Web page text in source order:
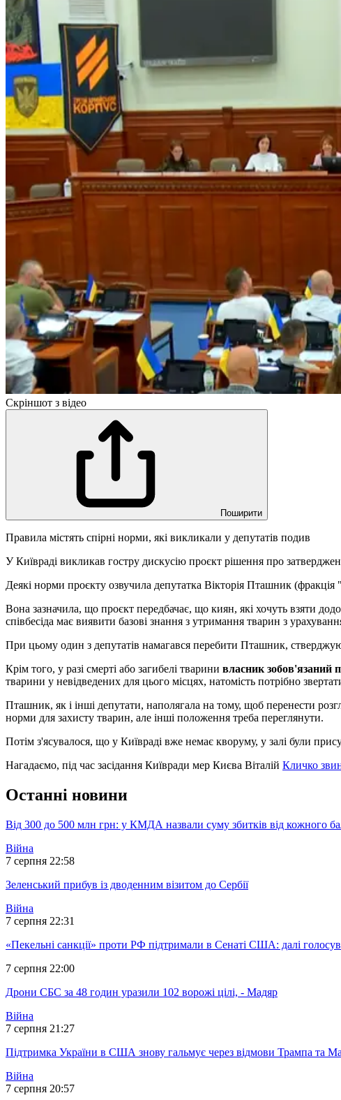
Скріншот з відео
Поширити
Правила містять спірні норми, які викликали у депутатів подив
У Київраді викликав гостру дискусію проєкт рішення про
Деякі норми проєкту озвучила депутатка Вікторія Пташник
Вона зазначила, що проєкт передбачає, що киян, які хочуть взяти
співбесіда має виявити базові знання з утримання тварин з
При цьому один з депутатів намагався перебити Пташник,
Крім того, у разі смерті або загибелі тварини власник зобов'язаний
тварини у невідведених для цього місцях, натомість потрібно
Пташник, як і інші депутати, наполягала на тому, щоб перенести
норми для захисту тварин, але інші положення треба переглянути.
Потім з'ясувалося, що у Київраді вже немає кворуму, у залі були
Нагадаємо, під час засідання Київради мер Києва Віталій Кличко
Останні новини
Від 300 до 500 млн грн: у КМДА назвали суму збитків від кожного
Війна
7 серпня 22:58
Зеленський прибув із дводенним візитом до Сербії
Війна
7 серпня 22:31
«Пекельні санкції» проти РФ підтримали в Сенаті США: далі
7 серпня 22:00
Дрони СБС за 48 годин уразили 102 ворожі цілі, - Мадяр
Війна
7 серпня 21:27
Підтримка України в США знову гальмує через відмови Трампа та
Війна
7 серпня 20:57